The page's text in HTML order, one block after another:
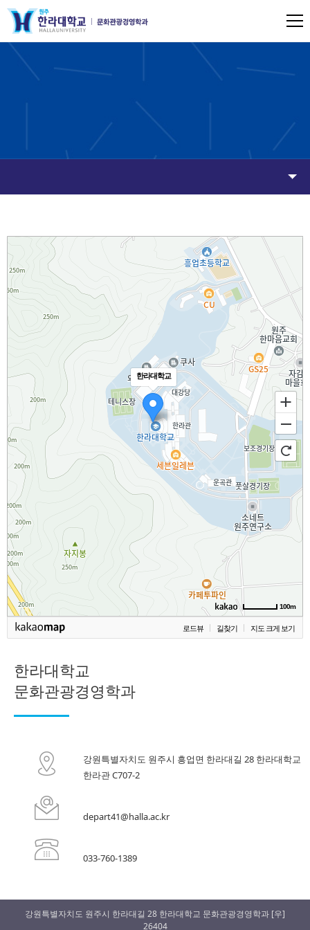
한라대학교
100m
로드뷰 길찾기 지도 크게 보기
한라대학교
문화관광경영학과
강원특별자치도 원주시 흥업면 한라대길 28 한라대학교
한라관 C707-2
depart41@halla.ac.kr
033-760-1389
강원특별자치도 원주시 한라대길 28 한라대학교 문화관광경영학과 [우]
26404